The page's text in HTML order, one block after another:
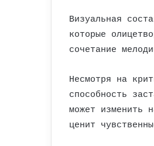
Визуальная
которые
сочетание
Несмотря на
способность
может изменить
ценит